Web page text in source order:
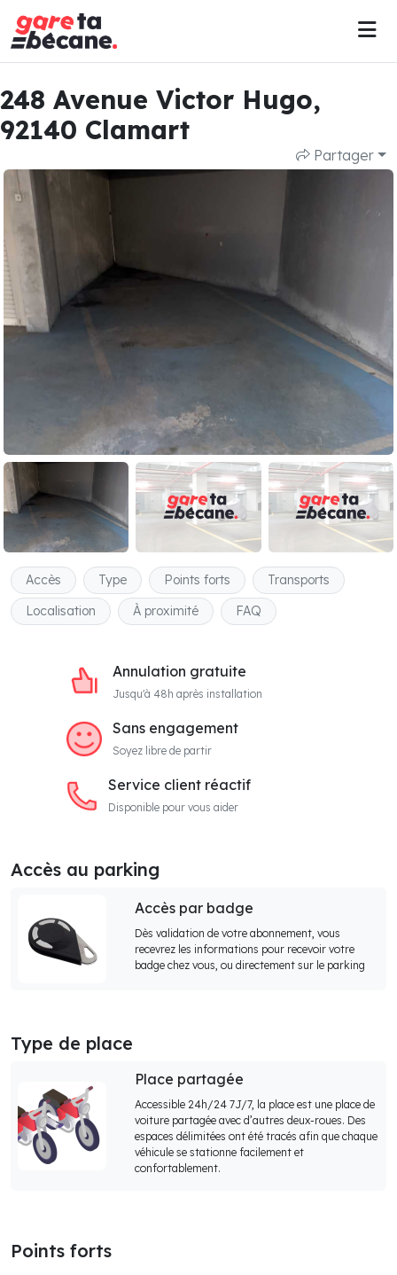
248 Avenue Victor Hugo,
92140 Clamart
Partager
Accès Type Points forts
Transports
Localisation
À proximité FAQ
Annulation gratuite
Jusqu'à 48h après installation
Sans engagement
Soyez libre de partir
Service client réactif
Disponible pour vous aider
Accès au parking
Accès par badge
Dès validation de votre abonnement, vous
recevrez les informations pour recevoir votre
badge chez vous, ou directement sur le parking
Type de place
Place partagée
Accessible 24h/24 7J/7, la place est une place de
voiture partagée avec d’autres deux-roues. Des
espaces délimitées ont été tracés afin que chaque
véhicule se stationne facilement et
confortablement.
Points forts